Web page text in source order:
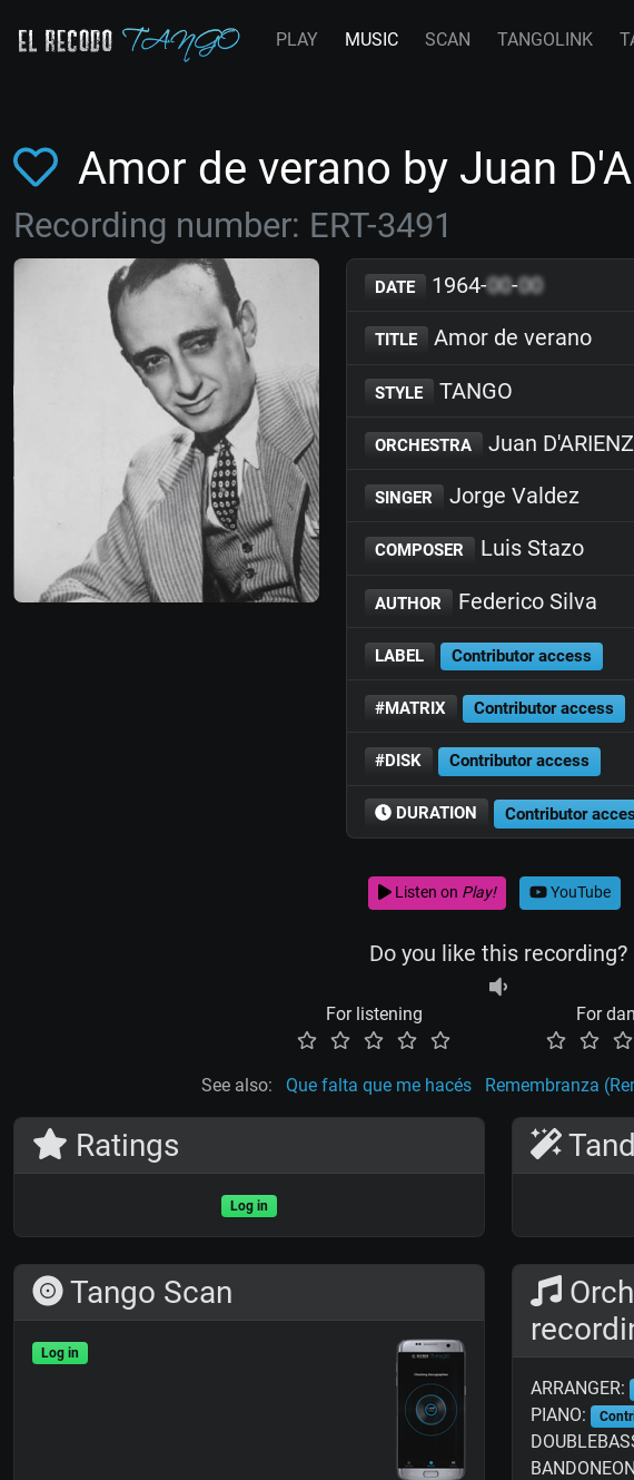
PLAY MUSIC SCAN TANGOLINK
Amor de verano by Juan
Recording number: ERT-3491
DATE 1964-00-00
TITLE Amor de verano
STYLE TANGO
ORCHESTRA Juan
SINGER Jorge Valdez
COMPOSER Luis Stazo
AUTHOR Federico Silva
LABEL Contributor access
#MATRIX Contributor access
#DISK Contributor access
DURATION Contributor
Listen on Play! YouTube
Do you like this recording?
For listening For
See also: Que falta que me hacés Remembranza
Ratings
Log in
Tango Scan
Log in
ARRANGER:
PIANO: